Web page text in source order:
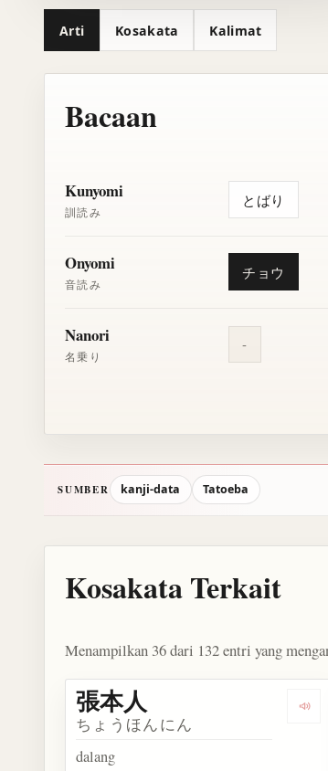
Arti Kosakata Kalimat
Bacaan
Kunyomi
訓読み
とばり
Onyomi
音読み
チョウ
Nanori
名乗り
-
SUMBER kanji-data Tatoeba
Kosakata Terkait
Menampilkan 36 dari 132 entri yang
張本人
ちょうほんにん
dalang